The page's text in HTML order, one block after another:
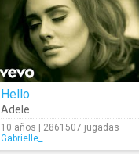
Hello
Adele
10 años | 2861507 jugadas
Gabrielle_